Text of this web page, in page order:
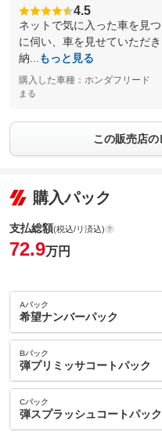
4.5
ネットで気に入った車を見
に伺い、車を見せていただ
納...
もっと見る
購入した車種：ホンダフリード
まる
この販売店
購入パック
支払総額(税込/リ済込)
72.9万円
Aパック
希望ナンバーパック
内：オプシ
ョン価格
(税込)
車両本体価
64.6万円
Bパック
弾プリミッサコートパック
内：オプシ
ョン価格
(税込)
車両本体価
Cパック
弾スプラッシュコートパック